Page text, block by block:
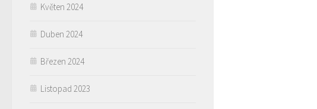
Květen 2024
Duben 2024
Březen 2024
Listopad 2023